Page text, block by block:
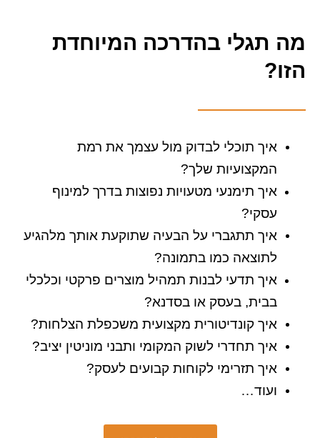
מה תגלי בהדרכה המיוחדת
הזו?
איך תוכלי לבדוק מול עצמך את רמת
המקצועיות שלך?
איך תימנעי מטעויות נפוצות בדרך למינוף
עסקי?
איך תתגברי על הבעיה שתוקעת אותך מלהגיע
לתוצאה כמו בתמונה?
איך תדעי לבנות תמהיל מוצרים פרקטי וכלכלי
בבית, בעסק או בסדנא?
איך קונדיטורית מקצועית משכפלת הצלחות?
איך תחדרי לשוק המקומי ותבני מוניטין יציב?
איך תזרימי לקוחות קבועים לעסק?
ועוד…